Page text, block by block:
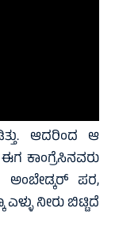
ಆದರಿಂದ ಆ
ಕಾಂಗ್ರೆಸಿನವರು
ಪರ,
ನೀರು ಬಿಟ್ಟಿದೆ